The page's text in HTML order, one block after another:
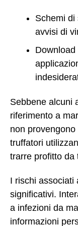
Schemi di
avvisi di
Sebbene alcuni
riferimento a
non
truffatori
trarre profitto da
I rischi associati
significativi.
a infezioni da
informazioni